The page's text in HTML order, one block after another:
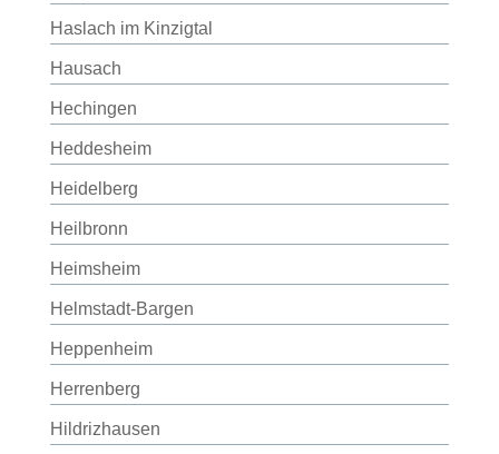
Haslach im Kinzigtal
Hausach
Hechingen
Heddesheim
Heidelberg
Heilbronn
Heimsheim
Helmstadt-Bargen
Heppenheim
Herrenberg
Hildrizhausen